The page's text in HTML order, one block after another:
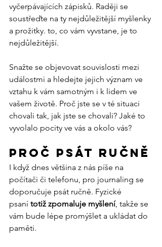
vyčerpávajících zápisků. Raději se
soustřeďte na ty nejdůležitější myšlenky
a prožitky. to, co vám vyvstane, je to
nejdůležitější.
Snažte se objevovat souvislosti mezi
událostmi a hledejte jejich význam ve
vztahu k vám samotným i k lidem ve
vašem životě. Proč jste se v té situaci
chovali tak, jak jste se chovali? Jaké to
vyvolalo pocity ve vás a okolo vás?
Proč psát ručně
I když dnes většina z nás píše na
počítači či telefonu, pro journaling se
doporučuje psát ručně. Fyzické
psaní totiž zpomaluje myšlení, takže se
vám bude lépe promýšlet a ukládat do
paměti.